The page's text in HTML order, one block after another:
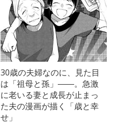
30歳の夫婦なのに、見た目
は「祖母と孫」――。急激
に老いる妻と成長が止まっ
た夫の漫画が描く「歳と幸
せ」